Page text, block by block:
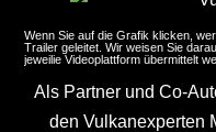
Wenn Sie auf die Grafik klicken,
Trailer geleitet. Wir weisen Sie
jeweilie Videoplattform übermittelt
Als Partner und Co-
den Vulkanexperten